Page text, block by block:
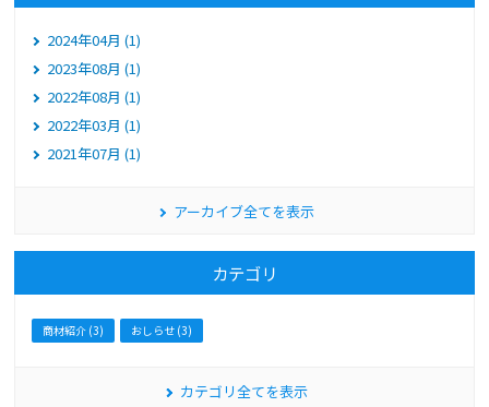
2024年04月 (1)
2023年08月 (1)
2022年08月 (1)
2022年03月 (1)
2021年07月 (1)
アーカイブ全てを表示
カテゴリ
商材紹介 (3) おしらせ (3)
カテゴリ全てを表示